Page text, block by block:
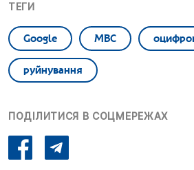
ТЕГИ
Google МВС
руйнування
ПОДІЛИТИСЯ В СОЦМЕРЕЖАХ